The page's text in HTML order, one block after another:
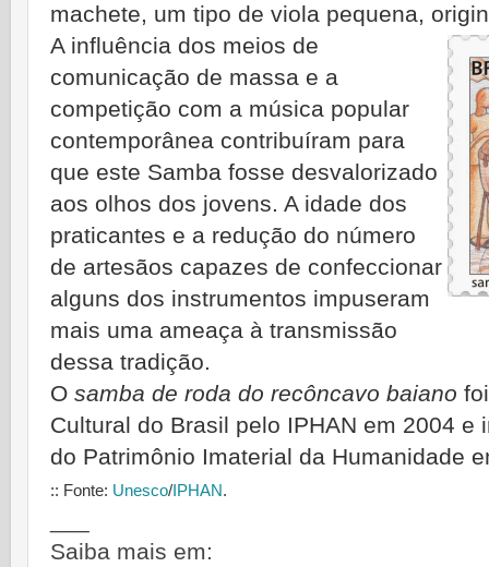
machete, um tipo de viola pequena,
A influência dos meios de
comunicação de massa e a
competição com a música popular
contemporânea contribuíram para
que este Samba fosse desvalorizado
aos olhos dos jovens. A idade dos
praticantes e a redução do número
de artesãos capazes de confeccionar
alguns dos instrumentos impuseram
mais uma ameaça à transmissão
dessa tradição.
O samba de roda do recôncavo baiano
Cultural do Brasil pelo IPHAN em 2004
do Patrimônio Imaterial da Humanidade
:: Fonte: Unesco/IPHAN.
Saiba mais em: